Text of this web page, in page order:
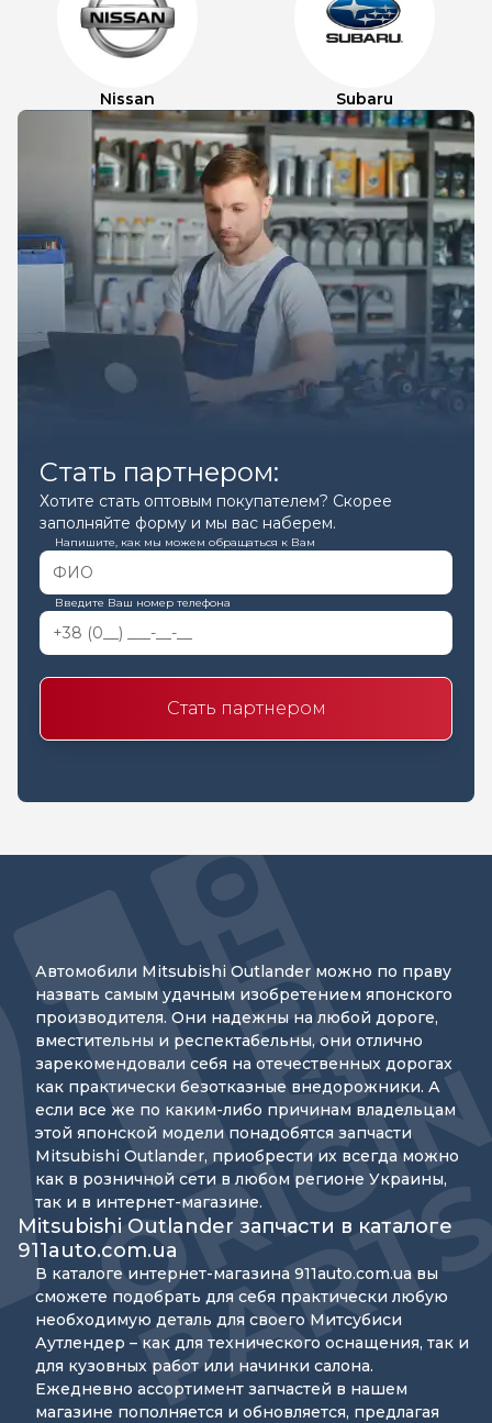
Nissan Subaru
Стать партнером:
Хотите стать оптовым покупателем? Скорее
заполняйте форму и мы вас наберем.
Напишите, как мы можем обращаться к Вам
Введите Ваш номер телефона
Стать партнером
Автомобили Mitsubishi Outlander можно по праву
назвать самым удачным изобретением японского
производителя. Они надежны на любой дороге,
вместительны и респектабельны, они отлично
зарекомендовали себя на отечественных дорогах
как практически безотказные внедорожники. А
если все же по каким-либо причинам владельцам
этой японской модели понадобятся запчасти
Mitsubishi Outlander, приобрести их всегда можно
как в розничной сети в любом регионе Украины,
так и в интернет-магазине.
Mitsubishi Outlander запчасти в каталоге
911auto.com.ua
В каталоге интернет-магазина 911auto.com.ua вы
сможете подобрать для себя практически любую
необходимую деталь для своего Митсубиси
Аутлендер – как для технического оснащения, так и
для кузовных работ или начинки салона.
Ежедневно ассортимент запчастей в нашем
магазине пополняется и обновляется, предлагая